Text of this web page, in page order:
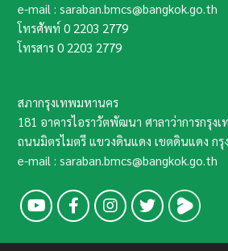
e-mail : saraban.bmcs@bangkok.go.th
โทรศัพท์0 2203 2779
โทรสาร0 2203 2779
สภากรุงเทพมหานคร
181 อาคารไอราวัตพัฒนา ศาลาว่าการกรุง
ถนนมิตรไมตรี แขวงดินแดง เขตดินแดง กรุ
e-mail : saraban.bmcs@bangkok.go.th